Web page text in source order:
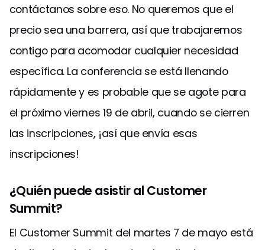
contáctanos sobre eso. No queremos que el
precio sea una barrera, así que trabajaremos
contigo para acomodar cualquier necesidad
específica. La conferencia se está llenando
rápidamente y es probable que se agote para
el próximo viernes 19 de abril, cuando se cierren
las inscripciones, ¡así que envía esas
inscripciones!
¿Quién puede asistir al Customer
Summit?
El Customer Summit del martes 7 de mayo está